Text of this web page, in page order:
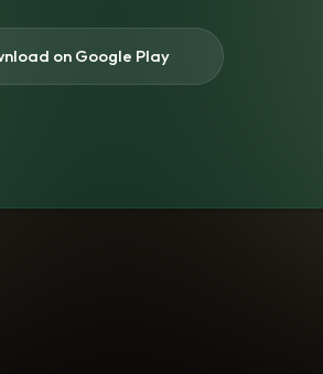
on Google Play